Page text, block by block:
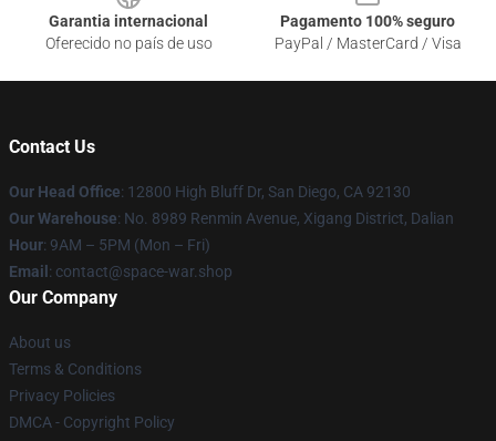
Garantia internacional
Oferecido no país de uso
Pagamento 100% seguro
PayPal / MasterCard / Visa
Contact Us
Our Head Office: 12800 High Bluff Dr, San Diego, CA 92130
Our Warehouse: No. 8989 Renmin Avenue, Xigang District, Dalian
Hour: 9AM – 5PM (Mon – Fri)
Email : contact@space-war.shop
Our Company
About us
Terms & Conditions
Privacy Policies
DMCA - Copyright Policy